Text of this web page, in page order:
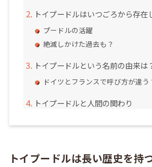
トイプードルはいつごろから存在
プードルの活躍
絶滅しかけた過去も？
トイプードルという名前の由来は
ドイツとフランスで呼び方が違う
トイプードルと人間の関わり
トイプードルは長い歴史を持